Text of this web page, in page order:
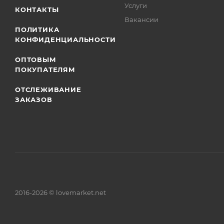
КОНТАКТЫ
ПОЛИТИКА
КОНФИДЕНЦИАЛЬНОСТИ
ОПТОВЫМ
ПОКУПАТЕЛЯМ
ОТСЛЕЖИВАНИЕ
ЗАКАЗОВ
Услуги
Вакансии
2016-2026 © lovemarket.net